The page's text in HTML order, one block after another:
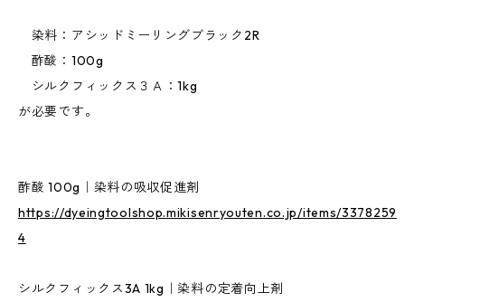
染料：アシッドミーリングブラック2R
酢酸：100g
シルクフィックス３Ａ：1kg
が必要です。
酢酸 100g｜染料の吸収促進剤
https://dyeingtoolshop.mikisenryouten.co.jp/items/3378259
4
シルクフィックス3A 1kg｜染料の定着向上剤